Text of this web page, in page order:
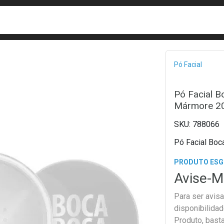
Pó Facial
Pó Facial
Mármore
788066
Pó Facial
PRODUTO
Avise-
Para ser
Produto,